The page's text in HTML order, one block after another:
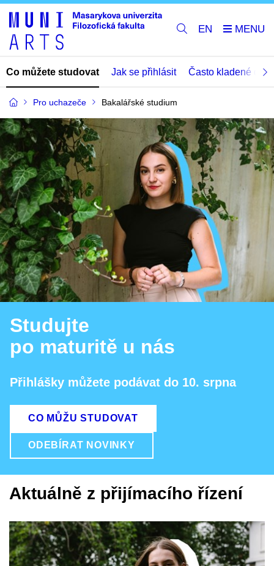
EN
Co můžete studovat Jak se přihlásit Často kladené
Pro uchazeče Bakalářské studium
Studujte
po maturitě u nás
Přihlášky můžete podávat do 10. srpna
CO MŮŽU STUDOVAT
ODEBÍRAT NOVINKY
Aktuálně z přijímacího řízení